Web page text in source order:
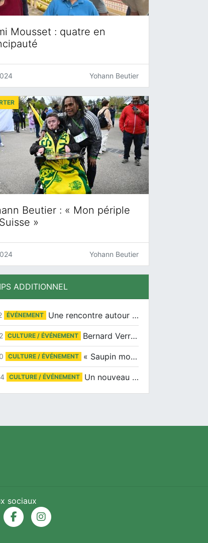
Mousset : quatre en
Yohann Beutier
Beutier : « Mon périple
»
Yohann Beutier
ADDITIONNEL
ÉVÉNEMENT Une rencontre autour de Jean-Claude Suaudeau
CULTURE / ÉVÉNEMENT Bernard Verret en dédicaces le samedi 13 décembre à l’Espace Culturel Atlantis
CULTURE / ÉVÉNEMENT « Saupin mon amour » au salon du livre de Trentemoult
CULTURE / ÉVÉNEMENT Un nouveau tirage pour le Docu-BD
sociaux